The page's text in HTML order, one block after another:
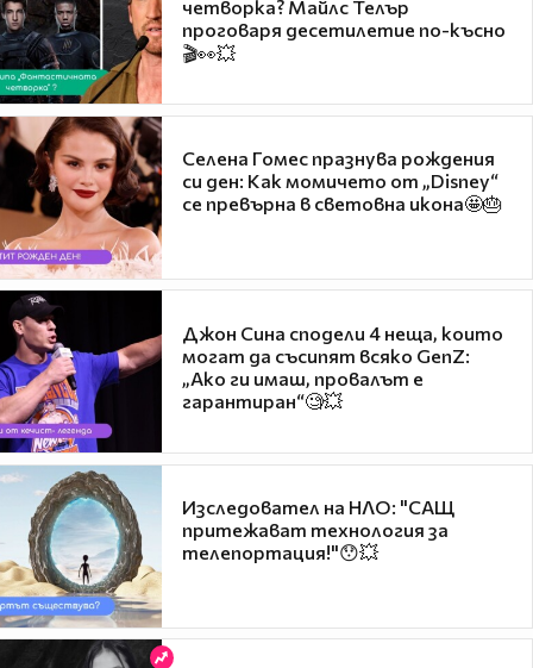
четворка? Майлс Телър
проговаря десетилетие по-късно
🎬👀💥
Селена Гомес празнува рождения
си ден: Как момичето от „Disney“
се превърна в световна икона🤩🎂
Джон Сина сподели 4 неща, които
могат да съсипят всяко GenZ:
„Ако ги имаш, провалът е
гарантиран“🧐💥
Изследовател на НЛО: "САЩ
притежават технология за
телепортация!"😯💥